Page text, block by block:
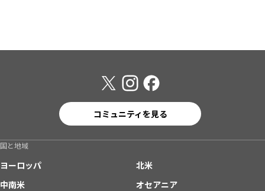
コミュニティを見る
国と地域
ヨーロッパ
北米
中南米
オセアニア